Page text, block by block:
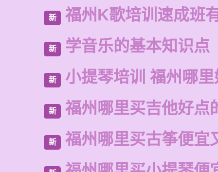
新 福州K歌培训速成班
新 学音乐的基本知识点
新 小提琴培训 福州哪
新 福州哪里买吉他好点
新 福州哪里买古筝便宜